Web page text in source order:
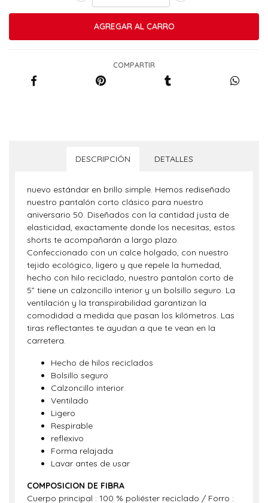
COMPARTIR
DESCRIPCIÓN DETALLES
nuevo estándar en brillo simple. Hemos rediseñado
nuestro pantalón corto clásico para nuestro
aniversario 50. Diseñados con la cantidad justa de
elasticidad, exactamente donde los necesitas, estos
shorts te acompañarán a largo plazo.
Confeccionado con un calce holgado, con nuestro
tejido ecológico, ligero y que repele la humedad,
hecho con hilo reciclado, nuestro pantalón corto de
5” tiene un calzoncillo interior y un bolsillo seguro. La
ventilación y la transpirabilidad garantizan la
comodidad a medida que pasan los kilómetros. Las
tiras reflectantes te ayudan a que te vean en la
carretera.
Hecho de hilos reciclados
Bolsillo seguro
Calzoncillo interior
Ventilado
Ligero
Respirable
reflexivo
Forma relajada
Lavar antes de usar
COMPOSICION DE FIBRA
Cuerpo principal : 100 % poliéster reciclado / Forro :